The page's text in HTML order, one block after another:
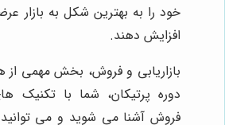
خود را به بهترین شکل به بازار
افزایش دهند.
بازاریابی و فروش، بخش مهمی
دوره پرتیکان، شما با تکنیک
فروش آشنا می شوید و می